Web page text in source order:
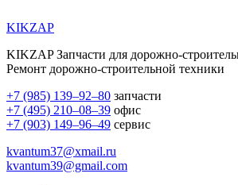
KIKZAP
KIKZAP Запчасти для дорожно-
Ремонт дорожно-строительной техники
+7 (985) 139–92–80 запчасти
+7 (495) 210–08–39 офис
+7 (903) 149–96–49 сервис
kvantum37@xmail.ru
kvantum39@gmail.com